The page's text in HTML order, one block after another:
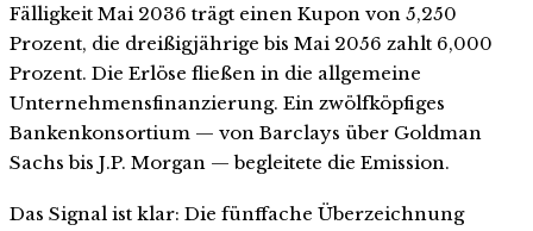
Fälligkeit Mai 2036 trägt einen Kupon von 5,250
Prozent, die dreißigjährige bis Mai 2056 zahlt 6,000
Prozent. Die Erlöse fließen in die allgemeine
Unternehmensfinanzierung. Ein zwölfköpfiges
Bankenkonsortium — von Barclays über Goldman
Sachs bis J.P. Morgan — begleitete die Emission.
Das Signal ist klar: Die fünffache Überzeichnung